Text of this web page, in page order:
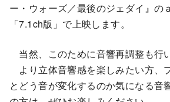
ー・ウォーズ／最後のジェダイ』の
「7.1ch版」で上映します。
当然、このために音響再調整も行
より立体音響感を楽しみたい方、
とどう音が変化するのか気になる音